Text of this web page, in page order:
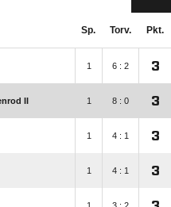
Sp. Torv. Pkt.
1 6 : 2 3
II 1 8 : 0 3
1 4 : 1 3
1 4 : 1 3